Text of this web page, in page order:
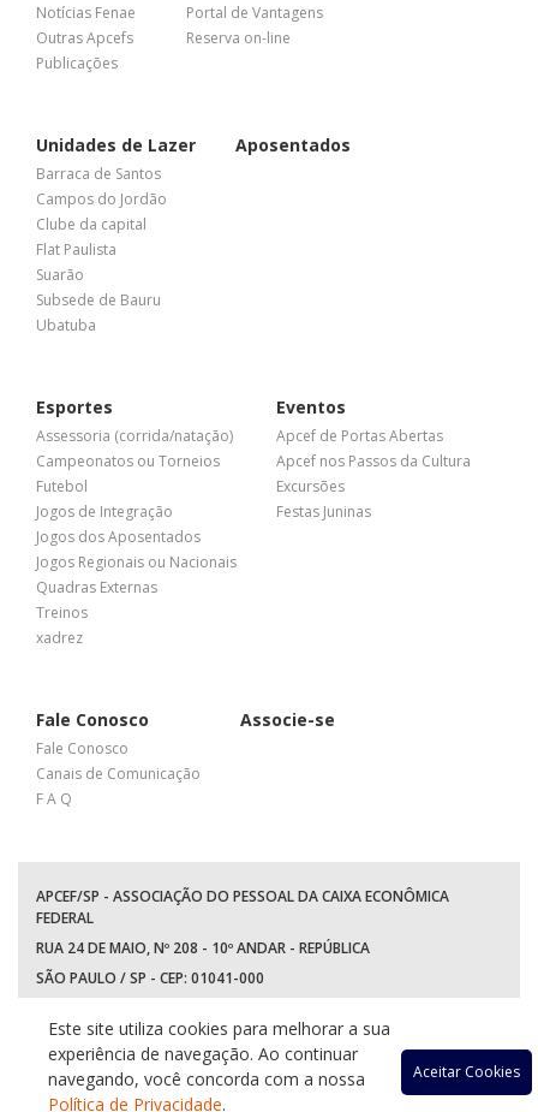
Notícias Fenae
Outras Apcefs
Publicações
Portal de Vantagens
Reserva on-line
Unidades de Lazer
Barraca de Santos
Campos do Jordão
Clube da capital
Flat Paulista
Suarão
Subsede de Bauru
Ubatuba
Aposentados
Esportes
Assessoria (corrida/natação)
Campeonatos ou Torneios
Futebol
Jogos de Integração
Jogos dos Aposentados
Jogos Regionais ou Nacionais
Quadras Externas
Treinos
xadrez
Eventos
Apcef de Portas Abertas
Apcef nos Passos da Cultura
Excursões
Festas Juninas
Fale Conosco
Fale Conosco
Canais de Comunicação
F A Q
Associe-se
APCEF/SP - ASSOCIAÇÃO DO PESSOAL DA CAIXA ECONÔMICA
FEDERAL
RUA 24 DE MAIO, Nº 208 - 10º ANDAR - REPÚBLICA
SÃO PAULO / SP - CEP: 01041-000
WhatsApp: (11) 94597-5758
Acessar
Acessar
Este site utiliza cookies para melhorar a sua
experiência de navegação. Ao continuar
navegando, você concorda com a nossa
Política de Privacidade.
Aceitar Cookies